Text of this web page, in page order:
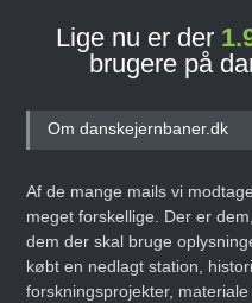
Lige nu er der
brugere på
Om danskejernbaner.dk
Af de mange mails vi
meget forskellige. Der er
dem der skal bruge
købt en nedlagt station,
forskningsprojekter,